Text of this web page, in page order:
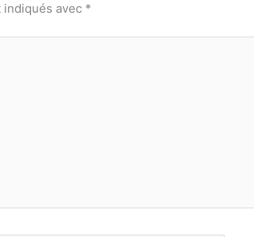
indiqués avec *